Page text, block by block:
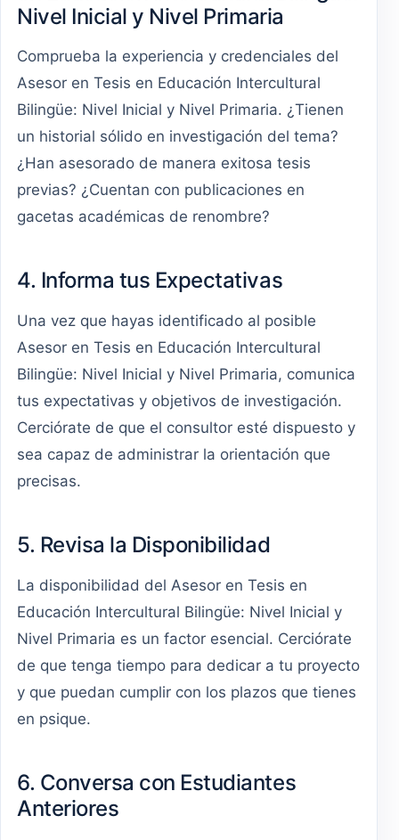
Nivel Inicial y Nivel Primaria
Comprueba la experiencia y credenciales del
Asesor en Tesis en Educación Intercultural
Bilingüe: Nivel Inicial y Nivel Primaria. ¿Tienen
un historial sólido en investigación del tema?
¿Han asesorado de manera exitosa tesis
previas? ¿Cuentan con publicaciones en
gacetas académicas de renombre?
4. Informa tus Expectativas
Una vez que hayas identificado al posible
Asesor en Tesis en Educación Intercultural
Bilingüe: Nivel Inicial y Nivel Primaria, comunica
tus expectativas y objetivos de investigación.
Cerciórate de que el consultor esté dispuesto y
sea capaz de administrar la orientación que
precisas.
5. Revisa la Disponibilidad
La disponibilidad del Asesor en Tesis en
Educación Intercultural Bilingüe: Nivel Inicial y
Nivel Primaria es un factor esencial. Cerciórate
de que tenga tiempo para dedicar a tu proyecto
y que puedan cumplir con los plazos que tienes
en psique.
6. Conversa con Estudiantes
Anteriores